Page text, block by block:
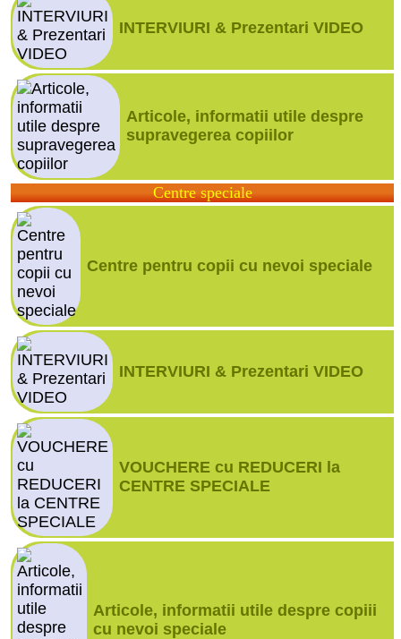
INTERVIURI & Prezentari VIDEO
Articole, informatii utile despre
supravegerea copiilor
Centre speciale
Centre pentru copii cu nevoi speciale
INTERVIURI & Prezentari VIDEO
VOUCHERE cu REDUCERI la
CENTRE SPECIALE
Articole, informatii utile despre copiii
cu nevoi speciale